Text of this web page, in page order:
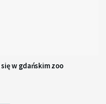
w gdańskim zoo